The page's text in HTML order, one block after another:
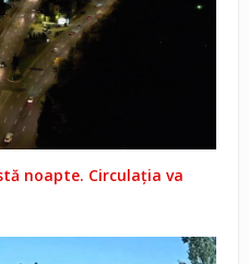
noapte. Circulația va